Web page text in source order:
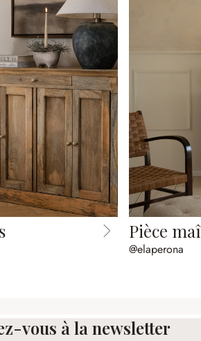
Pièce
@elaperona
vous à la newsletter